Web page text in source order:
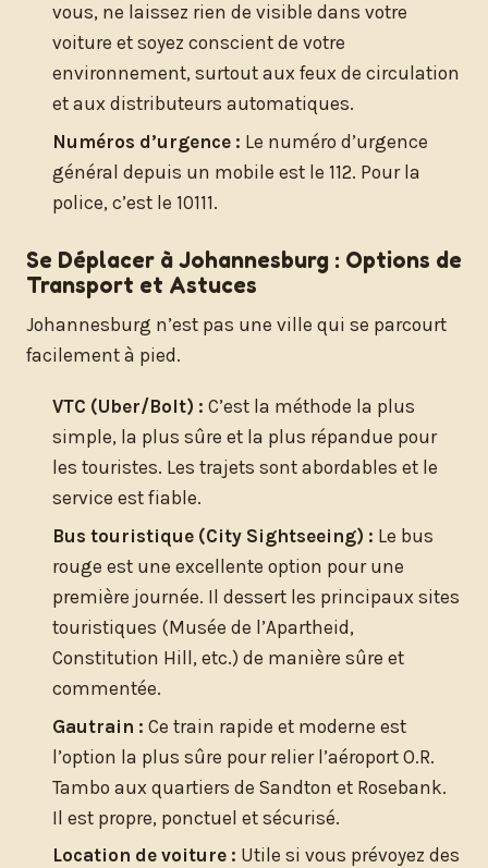
vous, ne laissez rien de visible dans votre
voiture et soyez conscient de votre
environnement, surtout aux feux de circulation
et aux distributeurs automatiques.
Numéros d’urgence : Le numéro d’urgence
général depuis un mobile est le 112. Pour la
police, c’est le 10111.
Se Déplacer à Johannesburg : Options de
Transport et Astuces
Johannesburg n’est pas une ville qui se parcourt
facilement à pied.
VTC (Uber/Bolt) : C’est la méthode la plus
simple, la plus sûre et la plus répandue pour
les touristes. Les trajets sont abordables et le
service est fiable.
Bus touristique (City Sightseeing) : Le bus
rouge est une excellente option pour une
première journée. Il dessert les principaux sites
touristiques (Musée de l’Apartheid,
Constitution Hill, etc.) de manière sûre et
commentée.
Gautrain : Ce train rapide et moderne est
l’option la plus sûre pour relier l’aéroport O.R.
Tambo aux quartiers de Sandton et Rosebank.
Il est propre, ponctuel et sécurisé.
Location de voiture : Utile si vous prévoyez des